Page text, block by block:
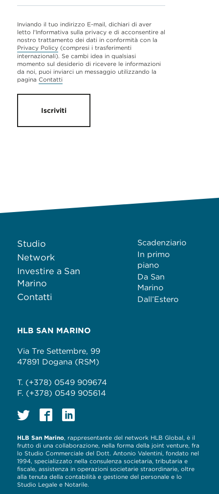
Inviando il tuo indirizzo E-mail, dichiari di aver
letto l'Informativa sulla privacy e di acconsentire al
nostro trattamento dei dati in conformità con la
Privacy Policy (compresi i trasferimenti
internazionali). Se cambi idea in qualsiasi
momento sul desiderio di ricevere le informazioni
da noi, puoi inviarci un messaggio utilizzando la
pagina Contatti
Iscriviti
Studio
Network
Investire a San
Marino
Contatti
Scadenziario
In primo
piano
Da San
Marino
Dall’Estero
HLB SAN MARINO
Via Tre Settembre, 99
47891 Dogana (RSM)
T. (+378) 0549 909674
F. (+378) 0549 905614
HLB San Marino, rappresentante del network HLB Global, è il
frutto di una collaborazione, nella forma della joint venture, fra
lo Studio Commerciale del Dott. Antonio Valentini, fondato nel
1994, specializzato nella consulenza societaria, tributaria e
fiscale, assistenza in operazioni societarie straordinarie, oltre
alla tenuta della contabilità e gestione del personale e lo
Studio Legale e Notarile.